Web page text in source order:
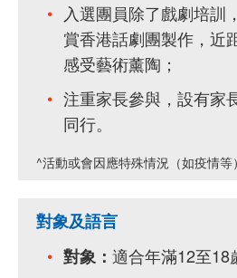
入選團員除了戲劇培訓
賞香港話劇團製作，近
感受藝術薰陶；
注重家長參與，設有家
同行。
^活動或會因應特殊情況（如疫情
對象及語言
對象： 適合年滿12至18